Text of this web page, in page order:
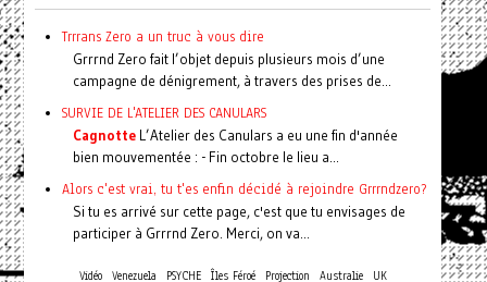
Trrrans Zero a un truc à vous dire
Grrrnd Zero fait l’objet depuis plusieurs mois d’une
campagne de dénigrement, à travers des prises de...
SURVIE DE L'ATELIER DES CANULARS
CagnotteL’Atelier des Canulars a eu une fin d'année
bien mouvementée : - Fin octobre le lieu a...
Alors c'est vrai, tu t'es enfin décidé à rejoindre Grrrndzero?
Si tu es arrivé sur cette page, c'est que tu envisages de
participer à Grrrnd Zero. Merci, on va...
Vidéo Venezuela PSYCHE Îles Féroé Projection Australie
UK